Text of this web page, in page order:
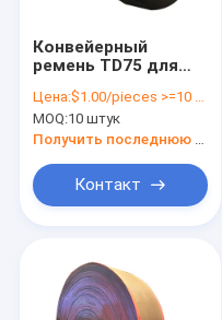
Продукция
Конвейерный
ремень TD75 для
материала с
черным цветом и
толщиной 5 мм OEM
Цена:$1.00/pieces >=10 pieces
MOQ:10 штук
Получить последнюю цену
Контакт